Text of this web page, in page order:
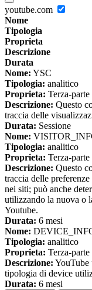
youtube.com
Nome
Tipologia
Proprieta
Descrizione
Durata
Nome: YSC
Tipologia: analitico
Proprieta: Terza-parte
Descrizione: Questo
traccia delle
Durata: Sessione
Nome:
Tipologia: analitico
Proprieta: Terza-parte
Descrizione: Questo
traccia delle
nei siti; può anche
utilizzando la nuova o
Youtube.
Durata: 6 mesi
Nome:
Tipologia: analitico
Proprieta: Terza-parte
Descrizione: YouTube
tipologia di device
Durata: 6 mesi